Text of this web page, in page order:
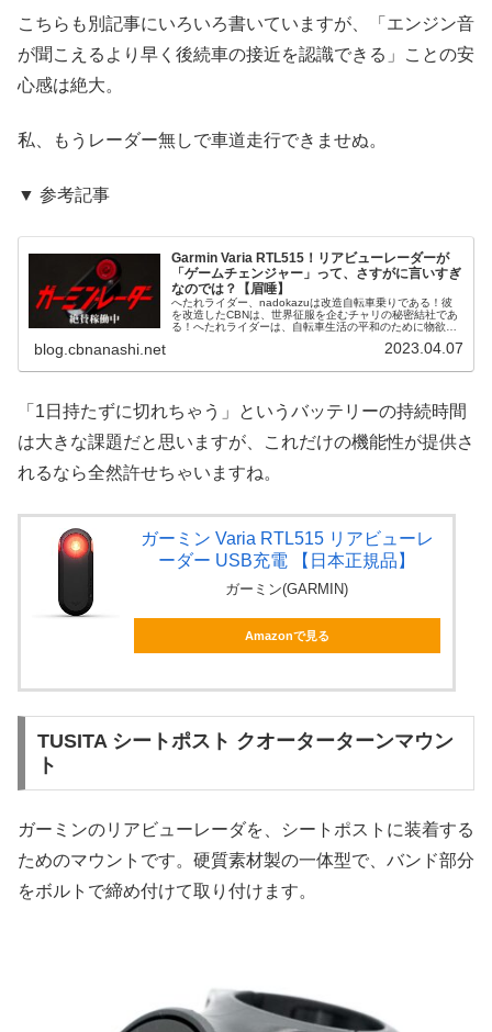
こちらも別記事にいろいろ書いていますが、「エンジン音
が聞こえるより早く後続車の接近を認識できる」ことの安
心感は絶大。
私、もうレーダー無しで車道走行できませぬ。
▼ 参考記事
Garmin Varia RTL515！リアビューレーダーが
「ゲームチェンジャー」って、さすがに言いすぎ
なのでは？【眉唾】
へたれライダー、nadokazuは改造自転車乗りである！彼
を改造したCBNは、世界征服を企むチャリの秘密結社であ
る！へたれライダーは、自転車生活の平和のために物欲と
blog.cbnanashi.net 2023.04.07
「1日持たずに切れちゃう」というバッテリーの持続時間
は大きな課題だと思いますが、これだけの機能性が提供さ
れるなら全然許せちゃいますね。
ガーミン Varia RTL515 リアビューレ
ーダー USB充電 【日本正規品】
ガーミン(GARMIN)
Amazonで見る
TUSITA シートポスト クオーターターンマウン
ト
ガーミンのリアビューレーダを、シートポストに装着する
ためのマウントです。硬質素材製の一体型で、バンド部分
をボルトで締め付けて取り付けます。